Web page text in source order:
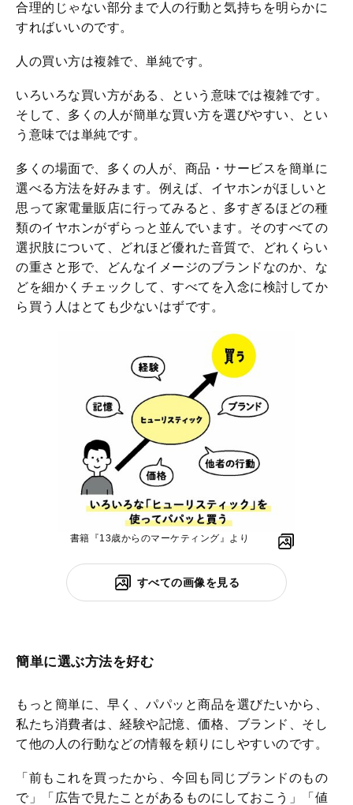
合理的じゃない部分まで人の行動と気持ちを明らかに
すればいいのです。
人の買い方は複雑で、単純です。
いろいろな買い方がある、という意味では複雑です。
そして、多くの人が簡単な買い方を選びやすい、とい
う意味では単純です。
多くの場面で、多くの人が、商品・サービスを簡単に
選べる方法を好みます。例えば、イヤホンがほしいと
思って家電量販店に行ってみると、多すぎるほどの種
類のイヤホンがずらっと並んでいます。そのすべての
選択肢について、どれほど優れた音質で、どれくらい
の重さと形で、どんなイメージのブランドなのか、な
どを細かくチェックして、すべてを入念に検討してか
ら買う人はとても少ないはずです。
書籍『13歳からのマーケティング』より
すべての画像を見る
簡単に選ぶ方法を好む
もっと簡単に、早く、パパッと商品を選びたいから、
私たち消費者は、経験や記憶、価格、ブランド、そし
て他の人の行動などの情報を頼りにしやすいのです。
「前もこれを買ったから、今回も同じブランドのもの
で」「広告で見たことがあるものにしておこう」「値